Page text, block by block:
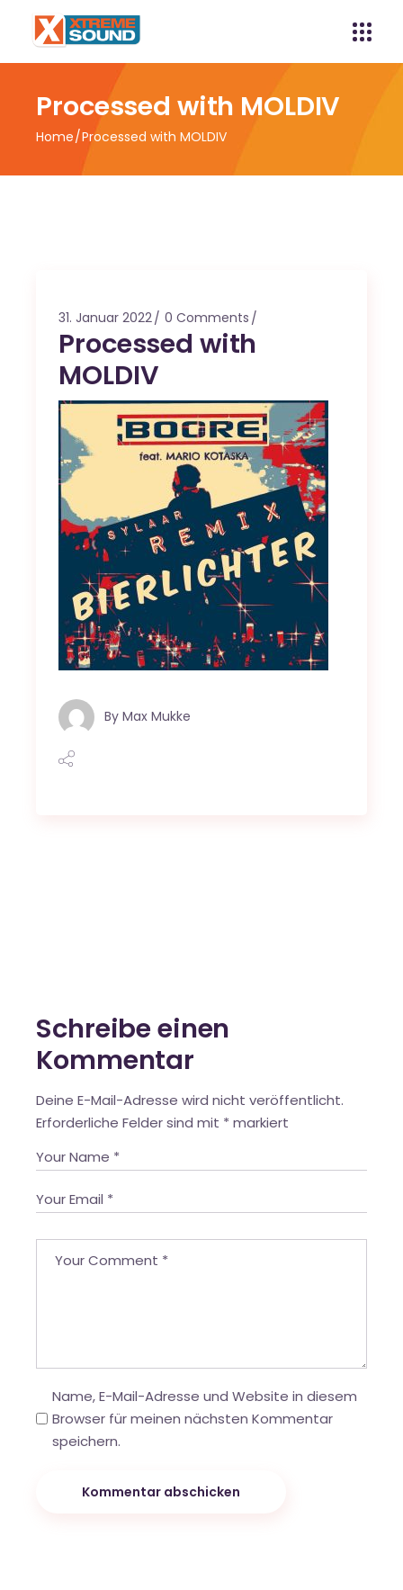
Processed with MOLDIV
Home Processed with MOLDIV
31. Januar 2022 0 Comments
Processed with
MOLDIV
By Max Mukke
Schreibe einen
Kommentar
Deine E-Mail-Adresse wird nicht veröffentlicht.
Erforderliche Felder sind mit * markiert
Name, E-Mail-Adresse und Website in diesem
Browser für meinen nächsten Kommentar
speichern.
Kommentar abschicken